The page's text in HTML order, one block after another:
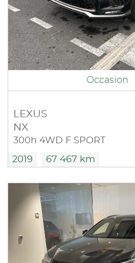
Occasion
LEXUS
NX
300h 4WD F SPORT
2019 67 467 km